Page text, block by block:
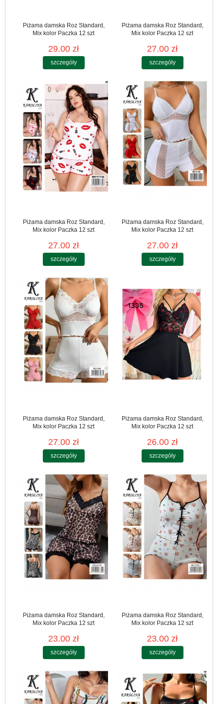
Piżama damska Roz Standard,
Mix kolor Paczka 12 szt
29.00 zł
szczegóły
Piżama damska Roz Standard,
Mix kolor Paczka 12 szt
27.00 zł
szczegóły
Piżama damska Roz Standard,
Mix kolor Paczka 12 szt
27.00 zł
szczegóły
Piżama damska Roz Standard,
Mix kolor Paczka 12 szt
27.00 zł
szczegóły
Piżama damska Roz Standard,
Mix kolor Paczka 12 szt
27.00 zł
szczegóły
Piżama damska Roz Standard,
Mix kolor Paczka 12 szt
26.00 zł
szczegóły
Piżama damska Roz Standard,
Mix kolor Paczka 12 szt
23.00 zł
szczegóły
Piżama damska Roz Standard,
Mix kolor Paczka 12 szt
23.00 zł
szczegóły